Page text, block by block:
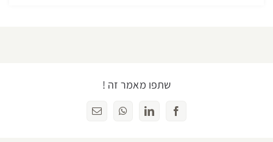
שתפו מאמר זה !
Facebook
LinkedIn
WhatsAppכתובת